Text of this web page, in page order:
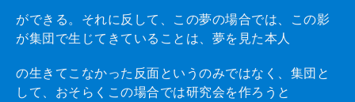
ができる。それに反して、この夢の場合では、この影
が集団で生じてきていることは、夢を見た本人
の生きてこなかった反面というのみではなく、集団と
して、おそらくこの場合では研究会を作ろうと